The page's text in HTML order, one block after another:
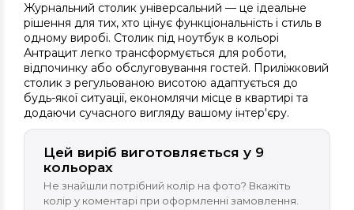
Журнальний столик універсальний — це ідеальне
рішення для тих, хто цінує функціональність і стиль в
одному виробі. Столик під ноутбук в кольорі
Антрацит легко трансформується для роботи,
відпочинку або обслуговування гостей. Приліжковий
столик з регульованою висотою адаптується до
будь-якої ситуації, економлячи місце в квартирі та
додаючи сучасного вигляду вашому інтер'єру.
Цей виріб виготовляється у 9
кольорах
Не знайшли потрібний колір на фото? Вкажіть
колір у коментарі при оформленні замовлення.